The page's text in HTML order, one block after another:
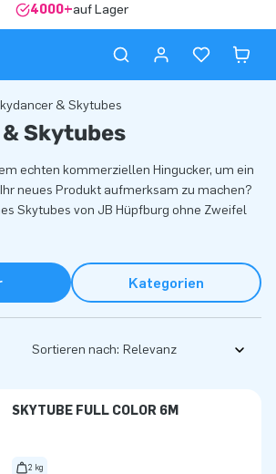
4000+auf Lager
& Skytubes
Skytubes
echten kommerziellen Hingucker, um ein
neues Produkt aufmerksam zu machen?
Skytubes von JB Hüpfburg ohne Zweifel
Kategorien
Sortieren nach:
SKYTUBE FULL COLOR 6M
2 kg